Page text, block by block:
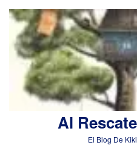
Al
El Blog De